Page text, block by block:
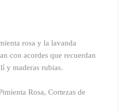
rosa y la lavanda
con acordes que recuerdan
y maderas rubias.
Rosa, Cortezas de